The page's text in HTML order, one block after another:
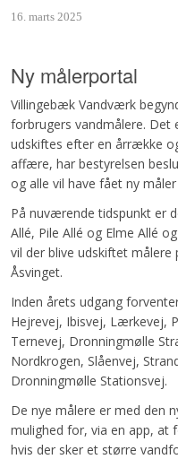
16. marts 2025
Ny målerportal
Villingebæk Vandværk
forbrugers vandmålere. Det
udskiftes efter en årrække
affære, har bestyrelsen
og alle vil have fået ny måler
På nuværende tidspunkt er
Allé, Pile Allé og Elme Allé
vil der blive udskiftet målere
Åsvinget.
Inden årets udgang
Hejrevej, Ibisvej, Lærkevej,
Ternevej, Dronningmølle
Nordkrogen, Slåenvej,
Dronningmølle Stationsvej.
De nye målere er med den
mulighed for, via en app, at
hvis der sker et større